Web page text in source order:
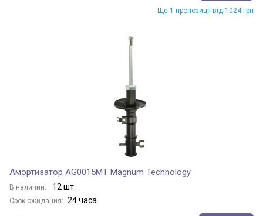
Ще 1 пропозиції від 1024 грн
Амортизатор AG0015MT Magnum Technology
В наличии: 12 шт.
Срок ожидания: 24 часа